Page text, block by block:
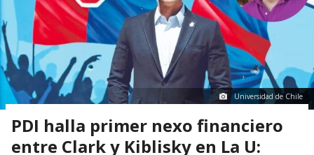
Universidad de Chile
PDI halla primer nexo financiero
entre Clark y Kiblisky en La U: